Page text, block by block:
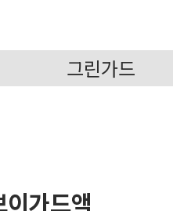
그린가드